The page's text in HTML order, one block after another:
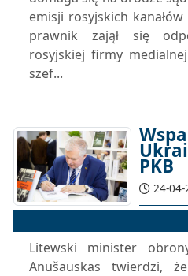
emisji rosyjskich
prawnik zajął się
rosyjskiej firmy
szef...
PKB
24-
Litewski minister
Anušauskas twierdzi,